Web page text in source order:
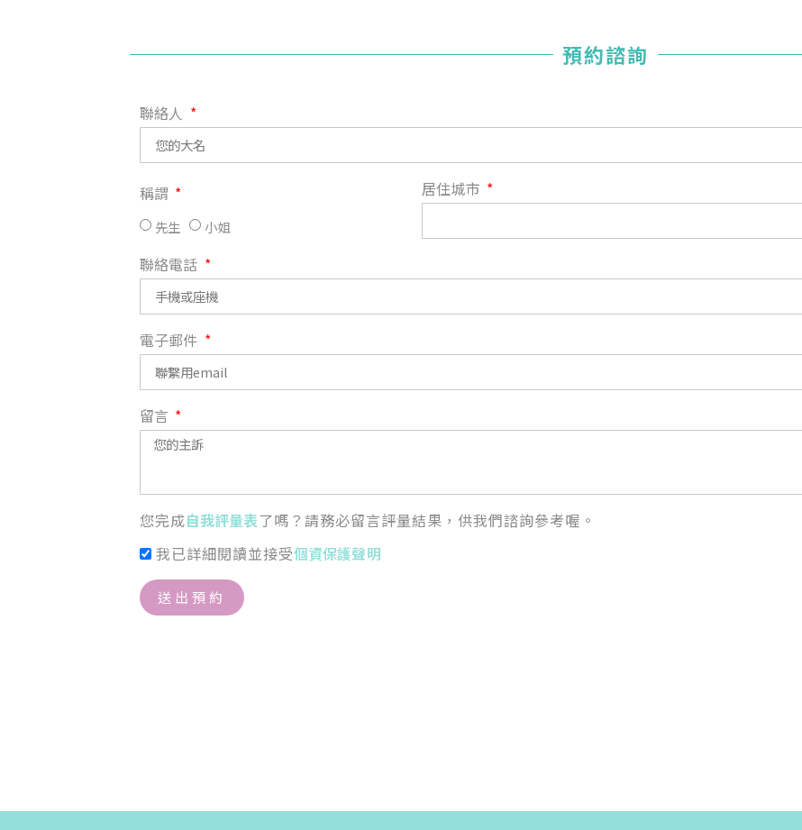
預約諮詢
聯絡人
稱謂
先生 小姐
居住城市
聯絡電話
電子郵件
留言
您完成自我評量表了嗎？請務必留言評量結果，供我們諮詢參考喔。
我已詳細閱讀並接受個資保護聲明
送出預約
您好，您的會員申請，已成功送出，經本協會理事會審核
【會費】
入會費新臺幣1200元，於會員入會時繳納；常年會費1200
元，於每年度繳納。
戶名: 社團法人台灣自律神經健康培訓暨發展協會